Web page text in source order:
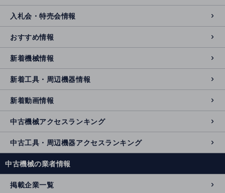
入札会・特売会情報
おすすめ情報
新着機械情報
新着工具・周辺機器情報
新着動画情報
中古機械アクセスランキング
中古工具・周辺機器アクセスランキング
中古機械の業者情報
掲載企業一覧